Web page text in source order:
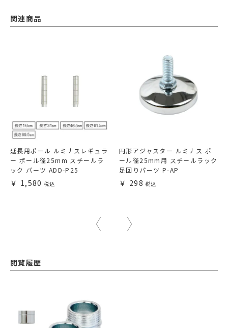
関連商品
延長用ポール ルミナスレギュラ
ー ポール径25mm スチールラ
ック パーツ ADD-P25
1,580
円形アジャスター ルミナス ポ
ール径25mm用 スチールラック
足回りパーツ P-AP
298
閲覧履歴